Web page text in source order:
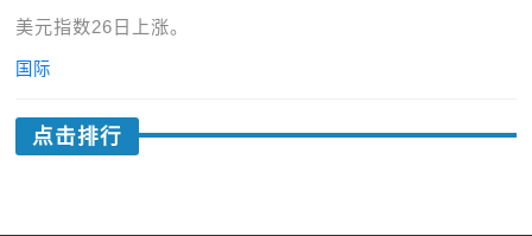
美元指数26日上涨。
国际
点击排行